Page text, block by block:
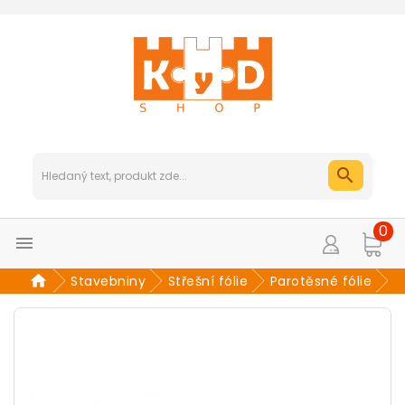

0
Stavebniny Střešní fólie Parotěsné fólie